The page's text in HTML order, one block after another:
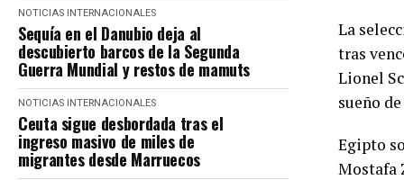
NOTICIAS INTERNACIONALES
Sequía en el Danubio deja al
descubierto barcos de la Segunda
Guerra Mundial y restos de mamuts
NOTICIAS INTERNACIONALES
Ceuta sigue desbordada tras el
ingreso masivo de miles de
migrantes desde Marruecos
La
tras
Lionel
sueño
Egipto
Mostafa